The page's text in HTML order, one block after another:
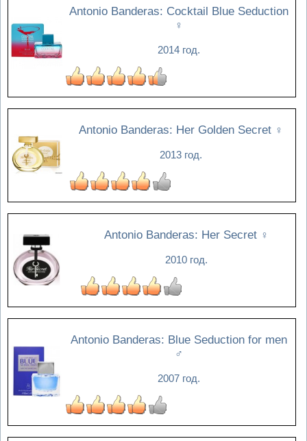
Antonio Banderas: Cocktail Blue Seduction
♀
2014 год.
Antonio Banderas: Her Golden Secret ♀
2013 год.
Antonio Banderas: Her Secret ♀
2010 год.
Antonio Banderas: Blue Seduction for men
♂
2007 год.